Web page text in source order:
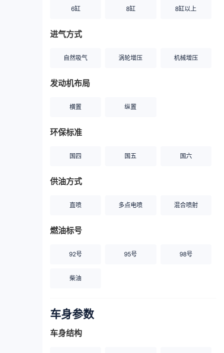
6缸 8缸 8缸以上
进气方式
自然吸气 涡轮增压 机械增压
发动机布局
横置 纵置
环保标准
国四 国五 国六
供油方式
直喷 多点电喷 混合喷射
燃油标号
92号 95号 98号
柴油
车身参数
车身结构